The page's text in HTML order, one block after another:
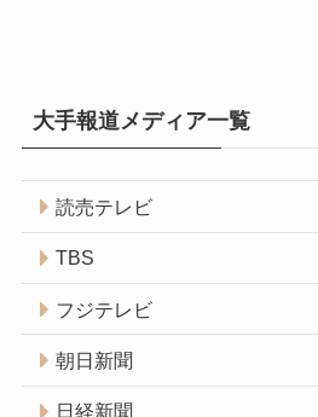
大手報道メディア一覧
読売テレビ
TBS
フジテレビ
朝日新聞
日経新聞